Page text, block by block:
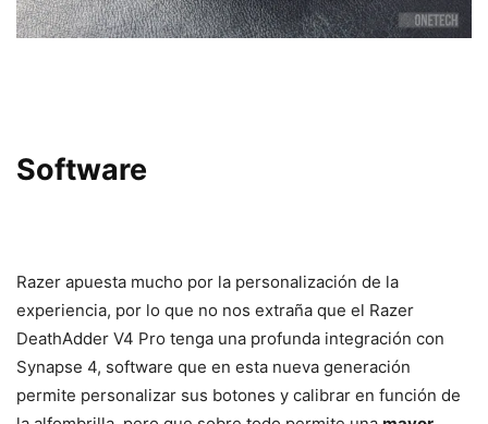
Software
Razer apuesta mucho por la personalización de la
experiencia, por lo que no nos extraña que el Razer
DeathAdder V4 Pro tenga una profunda integración con
Synapse 4, software que en esta nueva generación
permite personalizar sus botones y calibrar en función de